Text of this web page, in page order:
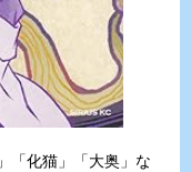
「化猫」「大奥」な